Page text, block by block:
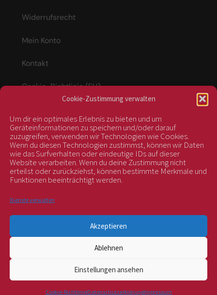
Cookie-Zustimmung verwalten
Um dir ein optimales Erlebnis zu bieten und um
Geräteinformationen zu speichern und/oder darauf
zuzugreifen, verwenden wir Technologien wie Cookies.
Wenn du diesen Technologien zustimmst, können wir Daten
wie das Surfverhalten oder eindeutige IDs auf dieser
Website verarbeiten. Wenn du deine Zustimmung nicht
erteilst oder zurückziehst, können bestimmte Merkmale und
Funktionen beeinträchtigt werden.
Dienste verwalten
Akzeptieren
Ablehnen
Einstellungen ansehen
Cookie-RichtlinieDatenschutzerklärungImpressum
Widerrufsrecht
Mein Konto
Kontakt
Cookie-Richtlinie (EU)
Vertrag widerrufen
kontrolliert durch:
BIOS Nr. AT-BIO-401